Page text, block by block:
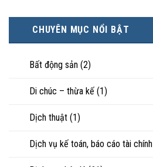
nào?
trực
tiếp
nuôi
hạnh
phúc:
Góc
tài
sản
chấp
CHUYÊN MỤC NỔI BẬT
Bất động sản (2)
Di chúc – thừa kế (1)
Dịch thuật (1)
Dịch vụ kế toán, báo cáo tài chính